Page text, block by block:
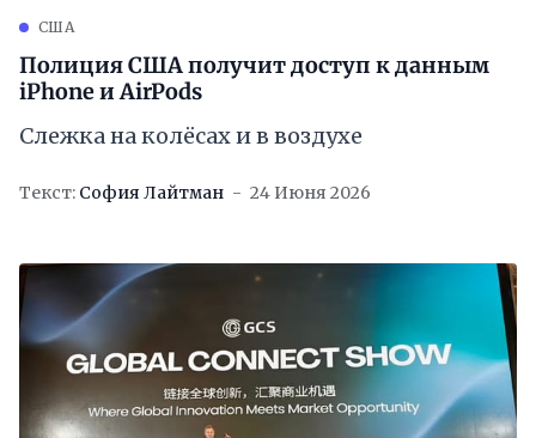
США
Полиция США получит доступ к данным
iPhone и AirPods
Слежка на колёсах и в воздухе
Текст: София Лайтман 24 Июня 2026